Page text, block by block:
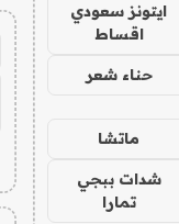
ايتونز سعودي
اقساط
حناء شعر
ماتشا
شدات ببجي
تمارا